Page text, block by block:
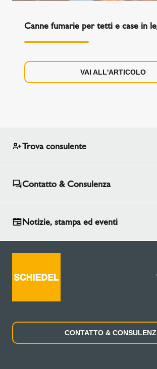
Canne fumarie per tetti e case in
VAI ALL'ARTICOLO
Trova consulente
Contatto & Consulenza
Notizie, stampa ed eventi
CONTATTO &